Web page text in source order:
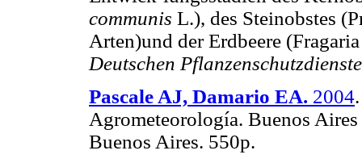
communis L.), des Steinobstes
Arten)und der Erdbeere
Deutschen
Pascale AJ, Damario EA. 2004
Agrometeorología. Buenos
Buenos Aires. 550p.